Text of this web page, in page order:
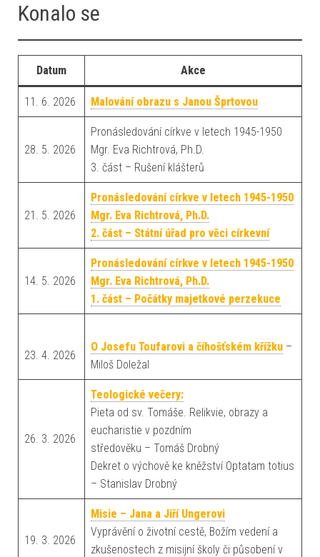
Konalo se
Datum Akce
11. 6. 2026 Malování obrazu s Janou Šprtovou
28. 5. 2026
Pronásledování církve v letech 1945-1950
Mgr. Eva Richtrová, Ph.D.
3. část – Rušení klášterů
21. 5. 2026
Pronásledování církve v letech 1945-1950
Mgr. Eva Richtrová, Ph.D.
2. část – Státní úřad pro věci církevní
14. 5. 2026
Pronásledování církve v letech 1945-1950
Mgr. Eva Richtrová, Ph.D.
1. část – Počátky majetkové perzekuce
23. 4. 2026
O Josefu Toufarovi a číhošťském křížku –
Miloš Doležal
26. 3. 2026
Teologické večery:
Pieta od sv. Tomáše. Relikvie, obrazy a
eucharistie v pozdním
středověku – Tomáš Drobný
Dekret o výchově ke kněžství Optatam totius
– Stanislav Drobný
19. 3. 2026
Misie – Jana a Jiří Ungerovi
Vyprávění o životní cestě, Božím vedení a
zkušenostech z misijní školy či působení v